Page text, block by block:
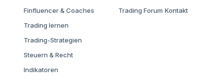
Finfluencer & Coaches
Trading lernen
Trading-Strategien
Steuern & Recht
Indikatoren
Trading Forum Kontakt